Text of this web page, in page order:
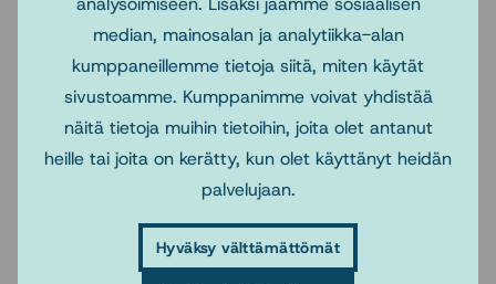
median, mainosalan ja analytiikka-alan
kumppaneillemme tietoja siitä, miten käytät
sivustoamme. Kumppanimme voivat yhdistää
näitä tietoja muihin tietoihin, joita olet antanut
heille tai joita on kerätty, kun olet käyttänyt heidän
palvelujaan.
Hyväksy välttämättömät
Latvia and Lithuania.
Please see the attachment here.
It contains all the key
dates & instructions how to process the application.
Application deadline is April 20.
Be aware, that Sosnet provides grant for doctoral
expenses. Application period closes on 10 June.